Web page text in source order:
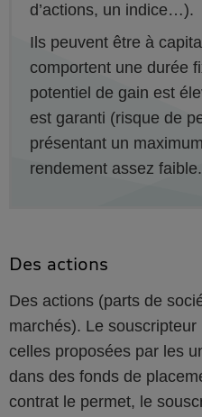
d’actions, un indice…).
Ils peuvent être à
comportent une durée
potentiel de gain est
est garanti (risque de
présentant un
rendement assez faible.
Des actions
Des actions (parts de
marchés). Le
celles proposées par les
dans des fonds de
contrat le permet, le